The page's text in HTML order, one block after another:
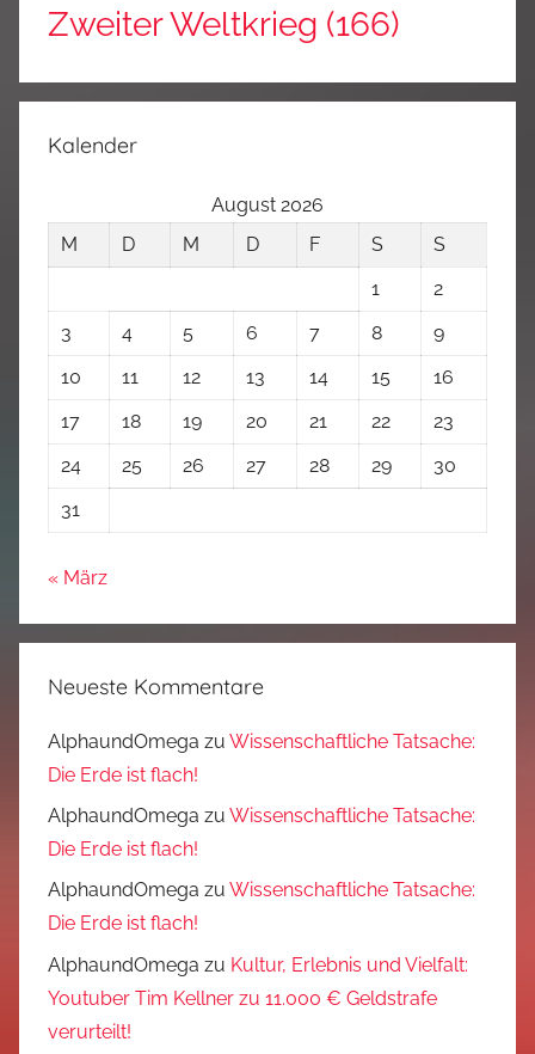
Zweiter Weltkrieg (166)
Kalender
August 2026
M
D M D F S
S
1
2
3
4 5 6 7 8
9
10
11 12 13 14 15
16
17
18 19 20 21 22
23
24
25 26 27 28 29
30
31
« März
Neueste Kommentare
AlphaundOmega zu Wissenschaftliche Tatsache:
Die Erde ist flach!
AlphaundOmega zu Wissenschaftliche Tatsache:
Die Erde ist flach!
AlphaundOmega zu Wissenschaftliche Tatsache:
Die Erde ist flach!
AlphaundOmega zu Kultur, Erlebnis und Vielfalt:
Youtuber Tim Kellner zu 11.000 € Geldstrafe
verurteilt!